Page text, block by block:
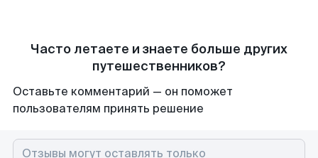
Часто летаете и знаете больше других
путешественников?
Оставьте комментарий — он поможет
пользователям принять решение